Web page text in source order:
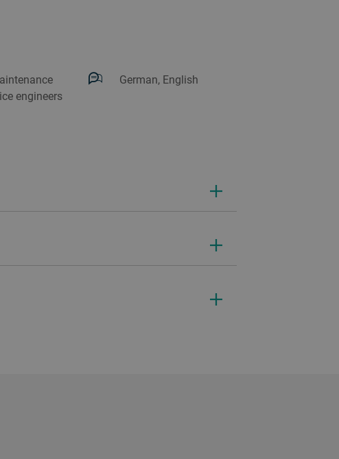
engineers
German, English